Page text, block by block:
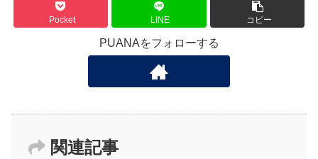
Pocket LINE コピー
PUANAをフォローする
関連記事